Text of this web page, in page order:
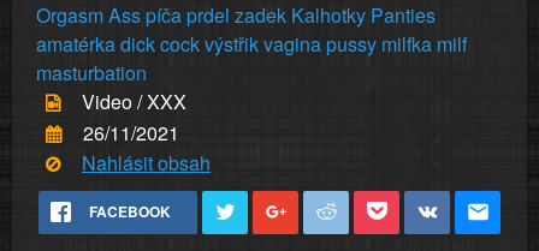
OrgasmAsspíčaprdel zadek Kalhotky Panties
amatérkadickcockvýstřikvaginapussy milfka milf
masturbation
Video / XXX
26/11/2021
Nahlásit obsah
FACEBOOK